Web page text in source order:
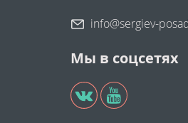
info@sergiev-
Мы в соцсетях